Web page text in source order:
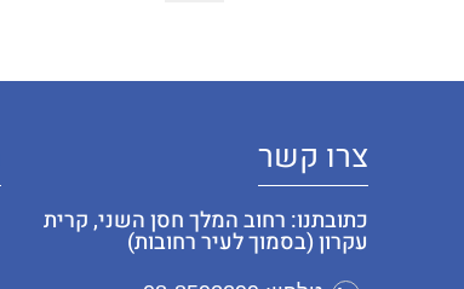
צרו קשר
כתובתנו: רחוב המלך חסן השני, קרית
עקרון (בסמוך לעיר רחובות)